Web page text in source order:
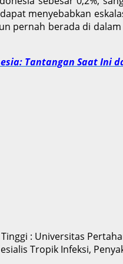
menyebabkan
pernah berada di
Tantangan Saat Ini
: Universitas
Tropik Infeksi,